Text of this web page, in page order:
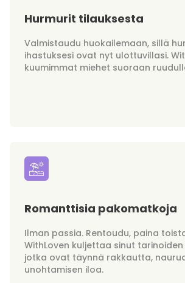
Hurmurit tilauksesta
Valmistaudu huokailemaan, sillä
ihastuksesi ovat nyt ulottuvillasi.
kuumimmat miehet suoraan
Romanttisia pakomatkoja
Ilman passia. Rentoudu, paina
WithLoven kuljettaa sinut
jotka ovat täynnä rakkautta,
unohtamisen iloa.